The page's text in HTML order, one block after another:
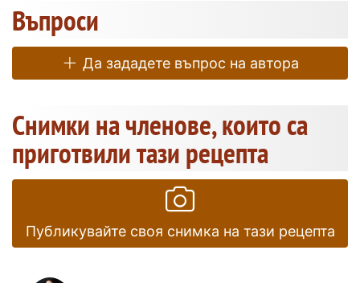
Въпроси
Да зададете въпрос на автора
Снимки на членове, които са
приготвили тази рецепта
Публикувайте своя снимка на тази рецепта